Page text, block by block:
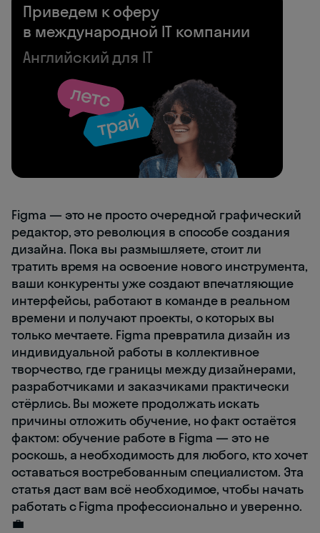
Приведем к оферу
в международной IT компании
Английский для IT
Figma — это не просто очередной графический
редактор, это революция в способе создания
дизайна. Пока вы размышляете, стоит ли
тратить время на освоение нового инструмента,
ваши конкуренты уже создают впечатляющие
интерфейсы, работают в команде в реальном
времени и получают проекты, о которых вы
только мечтаете. Figma превратила дизайн из
индивидуальной работы в коллективное
творчество, где границы между дизайнерами,
разработчиками и заказчиками практически
стёрлись. Вы можете продолжать искать
причины отложить обучение, но факт остаётся
фактом: обучение работе в Figma — это не
роскошь, а необходимость для любого, кто хочет
оставаться востребованным специалистом. Эта
статья даст вам всё необходимое, чтобы начать
работать с Figma профессионально и уверенно.
💼